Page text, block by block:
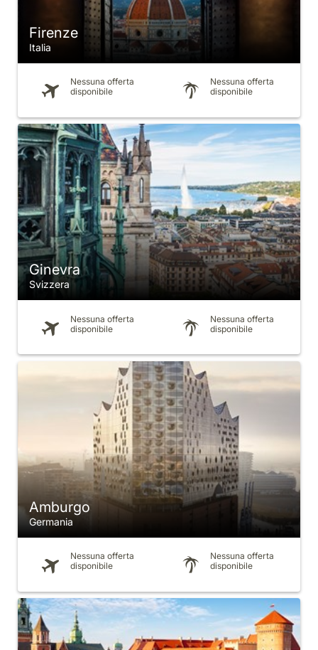
Firenze
Italia
Nessuna offerta
disponibile
Nessuna offerta
disponibile
Ginevra
Svizzera
Nessuna offerta
disponibile
Nessuna offerta
disponibile
Amburgo
Germania
Nessuna offerta
disponibile
Nessuna offerta
disponibile